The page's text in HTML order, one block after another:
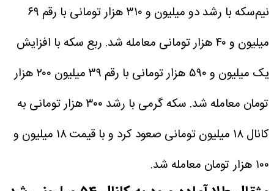
نیم‌سکه با رشد دو میلیون و ۳۱۰ هزار تومانی با رقم ۶۹
میلیون و ۴۰ هزار تومانی معامله شد. ربع سکه با افزایش
یک میلیون و ۵۹۰ هزار تومانی با رقم ۳۹ میلیون ۲۰۰ هزار
تومان معامله شد. سکه گرمی با رشد ۳۰۰ هزار تومانی به
کانال ۱۸ میلیون تومانی صعود کرد و با قیمت ۱۸ میلیون و
۱۰۰ هزار تومان معامله شد.